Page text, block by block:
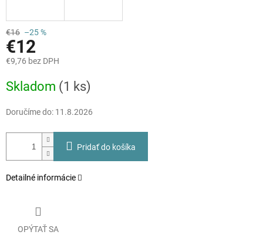
€16 –25 %
€12
€9,76 bez DPH
cena:
Skladom (1 ks)
Doručíme do: 11.8.2026
Pridať do košíka
Detailné informácie
OPÝTAŤ SA